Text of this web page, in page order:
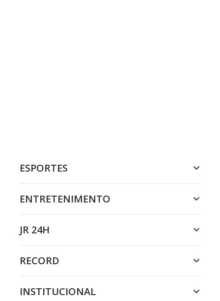
ESPORTES
ENTRETENIMENTO
JR 24H
RECORD
INSTITUCIONAL